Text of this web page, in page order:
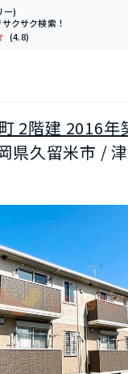
ー)
クサク検索！
(4.8)
2階建 2016年
県久留米市 /